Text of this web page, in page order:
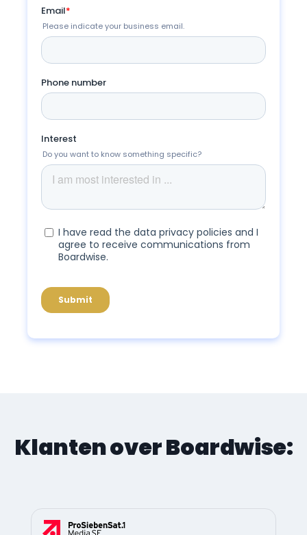
Klanten over Boardwise: